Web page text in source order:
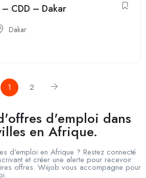
– CDD – Dakar
Dakar
1 2
d'emploi dans
en Afrique.
d'emploi en Afrique ? Restez connecté
et créer une alerte pour recevoir
offres. Wiijob vous accompagne pour